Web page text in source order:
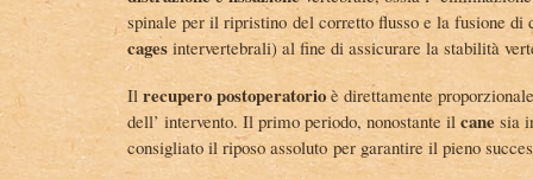
spinale per il ripristino del corretto flusso e la fusione di
cages intervertebrali) al fine di assicurare la stabilità
Il recuperopostoperatorioè direttamente
dell’ intervento. Il primo periodo, nonostante il canesia
consigliato il riposo assoluto per garantire il pieno